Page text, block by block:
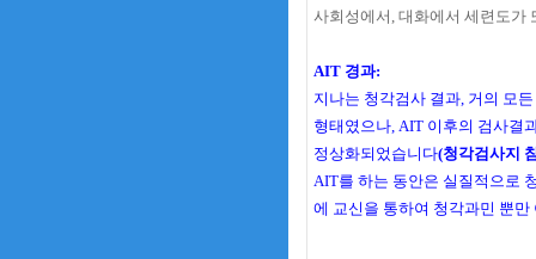
사회성에서, 대화에서 세련도가
AIT 경과:
지나는 청각검사 결과, 거의 모
형태였으나, AIT 이후의 검사결
정상화되었습니다(청각검사지
AIT를 하는 동안은 실질적으로
에 교신을 통하여 청각과민 뿐